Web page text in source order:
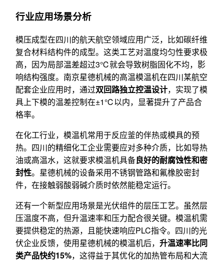
行业应用场景分析
模压成型在四川的航天航空领域应用广泛，比如碳纤维
复合材料结构件的成型。这类工艺对温度均匀性要求极
高，因为局部温差超过3℃就会导致树脂固化不均，影
响结构强度。南京星德机械的高温模温机在四川某航空
配套企业应用时，通过双回路独立控温设计，实现了模
具上下模的温差控制在±1℃以内，显著提升了产品合
格率。
在化工行业，模温机常用于反应釜的伴热或模具的预
热。四川的精细化工企业需要应对多种介质，比如导热
油或高温水，这就要求模温机具备良好的耐腐蚀性和密
封性。星德机械的设备采用不锈钢管路和氟橡胶密封
件，在接触弱酸弱碱介质时依然能稳定运行。
还有一个新型应用场景是光伏组件的层压工艺。虽然层
压温度不高，但升温速率和压力配合很关键。模温机需
要提供稳定的热源，且能快速响应PLC指令。四川的光
伏企业反馈，使用星德机械的模温机后， 升温速率比同
类产品快约15%，这得益于其优化的加热管布局和大流